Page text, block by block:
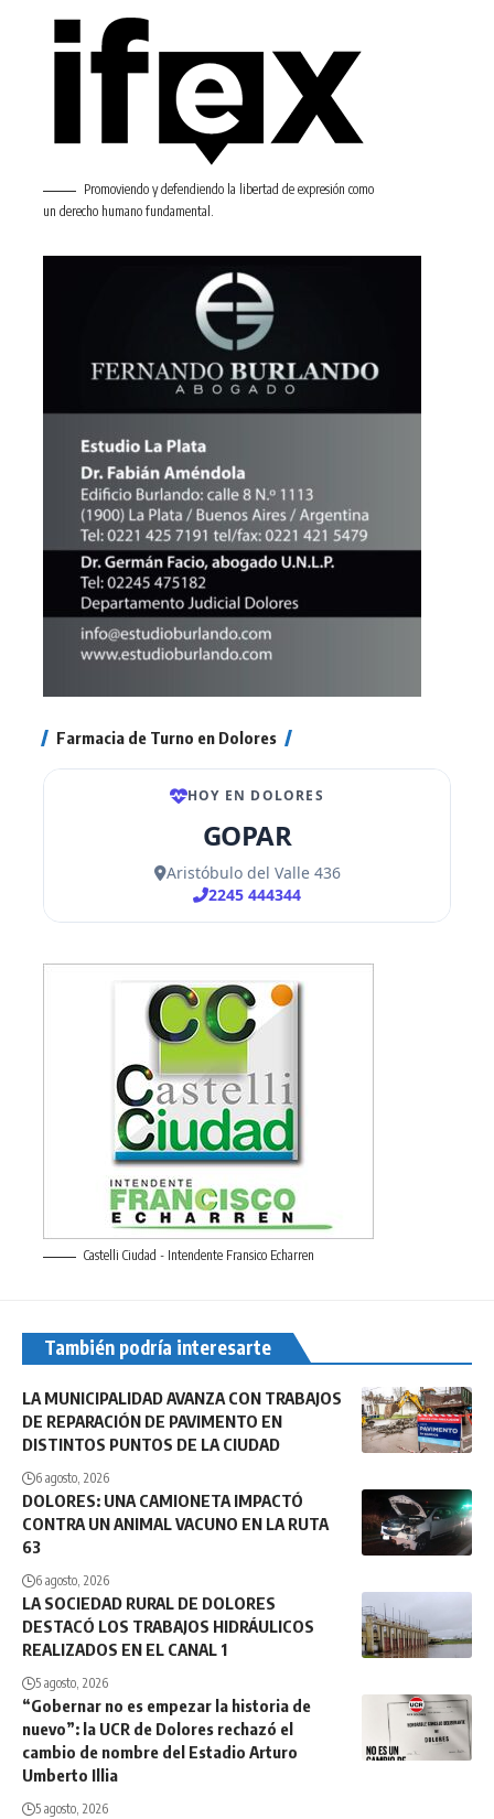
Promoviendo y defendiendo la libertad de expresión como
un derecho humano fundamental.
Farmacia de Turno en Dolores
Castelli Ciudad - Intendente Fransico Echarren
También podría interesarte
LA MUNICIPALIDAD AVANZA CON TRABAJOS
DE REPARACIÓN DE PAVIMENTO EN
DISTINTOS PUNTOS DE LA CIUDAD
6 agosto, 2026
DOLORES: UNA CAMIONETA IMPACTÓ
CONTRA UN ANIMAL VACUNO EN LA RUTA
63
6 agosto, 2026
LA SOCIEDAD RURAL DE DOLORES
DESTACÓ LOS TRABAJOS HIDRÁULICOS
REALIZADOS EN EL CANAL 1
5 agosto, 2026
“Gobernar no es empezar la historia de
nuevo”: la UCR de Dolores rechazó el
cambio de nombre del Estadio Arturo
Umberto Illia
5 agosto, 2026